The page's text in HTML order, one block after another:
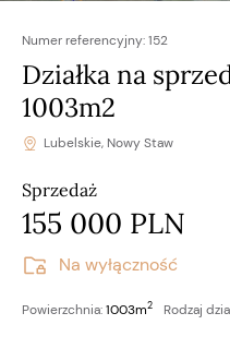
Na wyłączność
Numer referencyjny:152
Działka na
1003m2
Lubelskie, Nowy Staw
Sprzedaż
155 000 PLN
Powierzchnia:1003m2 Rodzaj